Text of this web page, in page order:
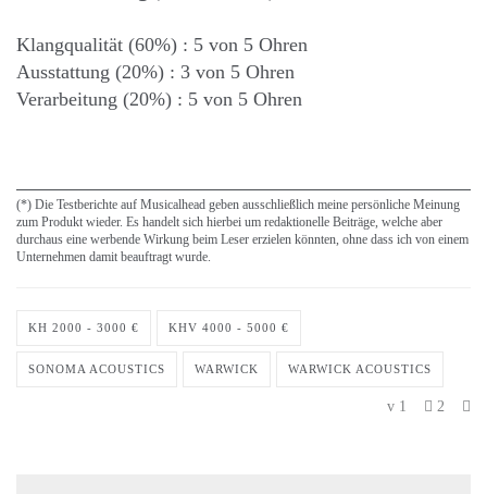
Klangqualität (60%) : 5 von 5 Ohren
Ausstattung (20%) : 3 von 5 Ohren
Verarbeitung (20%) : 5 von 5 Ohren
(*) Die Testberichte auf Musicalhead geben ausschließlich meine persönliche Meinung
zum Produkt wieder. Es handelt sich hierbei um redaktionelle Beiträge, welche aber
durchaus eine werbende Wirkung beim Leser erzielen könnten, ohne dass ich von einem
Unternehmen damit beauftragt wurde.
KH 2000 - 3000 € KHV 4000 - 5000 €
SONOMA ACOUSTICS WARWICK WARWICK ACOUSTICS
1 2